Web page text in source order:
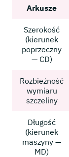
Arkusze
Szerokość
(kierunek
poprzeczny
— CD)
Rozbieżność
wymiaru
szczeliny
Długość
(kierunek
maszyny —
MD)